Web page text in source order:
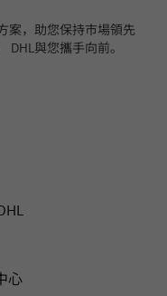
案，助您保持市場領先
DHL與您攜手向前。
心